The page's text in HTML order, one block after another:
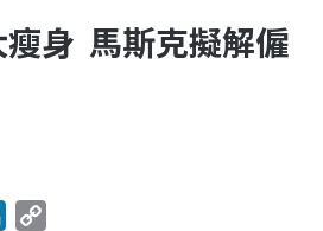
身 馬斯克擬解僱